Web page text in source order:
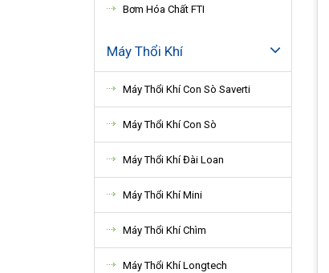
Bơm Hóa Chất FTI
Máy Thổi Khí
Máy Thổi Khí Con Sò Saverti
Máy Thổi Khí Con Sò
Máy Thổi Khí Đài Loan
Máy Thổi Khí Mini
Máy Thổi Khí Chìm
Máy Thổi Khí Longtech